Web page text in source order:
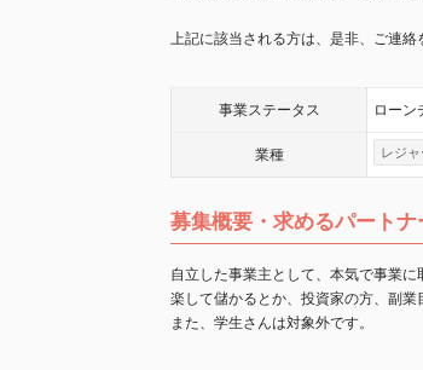
上記に該当される方は、是非、ご連絡
事業ステータス ローン
業種 レジ
募集概要・求めるパートナ
自立した事業主として、本気で事業に
楽して儲かるとか、投資家の方、副業
また、学生さんは対象外です。